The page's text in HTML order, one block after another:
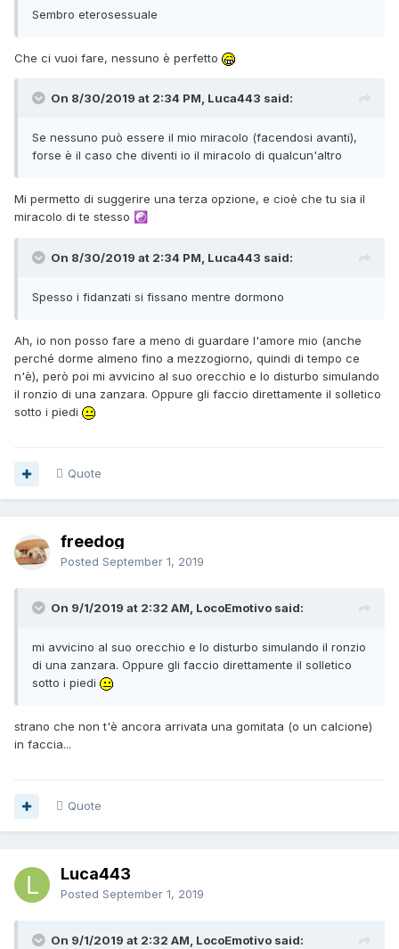
Sembro eterosessuale
Che ci vuoi fare, nessuno è perfetto
On 8/30/2019 at 2:34 PM, Luca443 said:
Se nessuno può essere il mio miracolo (facendosi avanti),
forse è il caso che diventi io il miracolo di qualcun'altro
Mi permetto di suggerire una terza opzione, e cioè che tu sia il
miracolo di te stesso ☯️
On 8/30/2019 at 2:34 PM, Luca443 said:
Spesso i fidanzati si fissano mentre dormono
Ah, io non posso fare a meno di guardare l'amore mio (anche
perché dorme almeno fino a mezzogiorno, quindi di tempo ce
n'è), però poi mi avvicino al suo orecchio e lo disturbo simulando
il ronzio di una zanzara. Oppure gli faccio direttamente il solletico
sotto i piedi
Quote
freedog
Posted September 1, 2019
On 9/1/2019 at 2:32 AM, LocoEmotivo said:
mi avvicino al suo orecchio e lo disturbo simulando il ronzio
di una zanzara. Oppure gli faccio direttamente il solletico
sotto i piedi
strano che non t'è ancora arrivata una gomitata (o un calcione)
in faccia...
Quote
Luca443
Posted September 1, 2019
On 9/1/2019 at 2:32 AM, LocoEmotivo said: